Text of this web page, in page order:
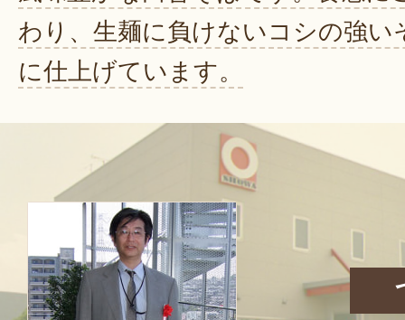
わり、生麺に負けないコシの強い
に仕上げています。